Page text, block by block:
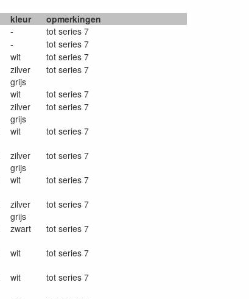
kleur
opmerkingen
-
tot series 7
-
tot series 7
wit
tot series 7
zilver
grijs
tot series 7
wit
tot series 7
zilver
grijs
tot series 7
wit
tot series 7
zilver
grijs
tot series 7
wit
tot series 7
zilver
grijs
tot series 7
zwart
tot series 7
wit
tot series 7
wit
tot series 7